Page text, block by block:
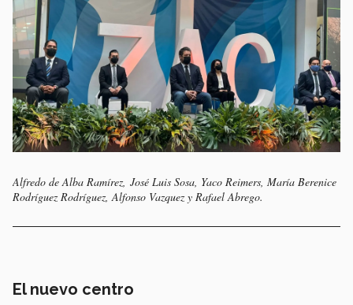
Alfredo de Alba Ramírez, José Luis Sosa, Yaco Reimers, María Berenice
Rodríguez Rodríguez, Alfonso Vazquez y Rafael Abrego.
El nuevo centro